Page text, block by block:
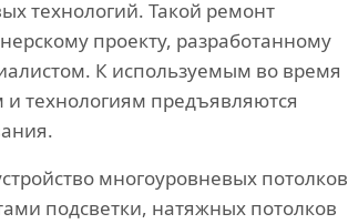
технологий. Такой ремонт
проекту, разработанному
К используемым во время
технологиям предъявляются
многоуровневых потолков
подсветки, натяжных потолков